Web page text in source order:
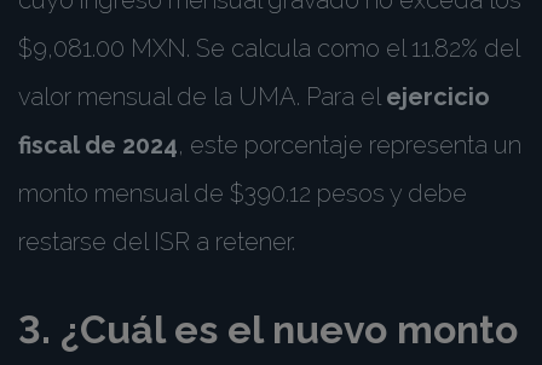
$9,081.00 MXN. Se calcula como el 11.82% del
valor mensual de la UMA. Para el ejercicio
fiscal de 2024, este porcentaje representa un
monto mensual de $390.12 pesos y debe
restarse del ISR a retener.
3. ¿Cuál es el nuevo monto